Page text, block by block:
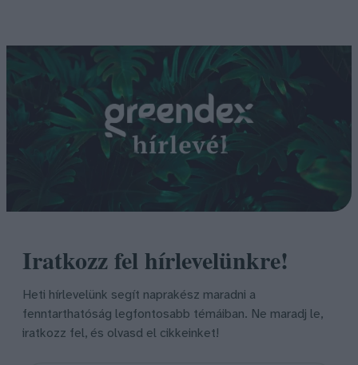
Iratkozz fel hírlevelünkre!
Heti hírlevelünk segít naprakész maradni a
fenntarthatóság legfontosabb témáiban. Ne maradj le,
iratkozz fel, és olvasd el cikkeinket!